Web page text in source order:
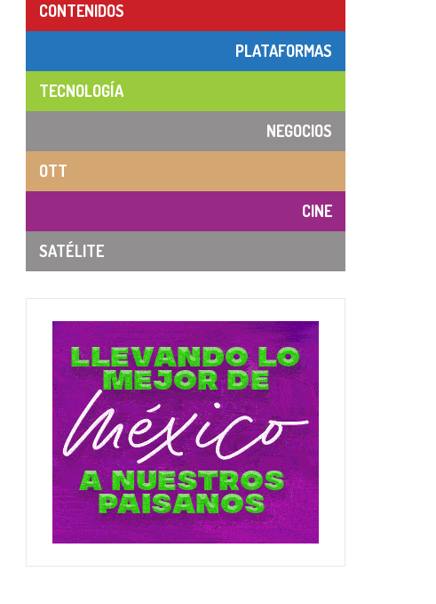
CONTENIDOS
PLATAFORMAS
TECNOLOGÍA
NEGOCIOS
OTT
CINE
SATÉLITE